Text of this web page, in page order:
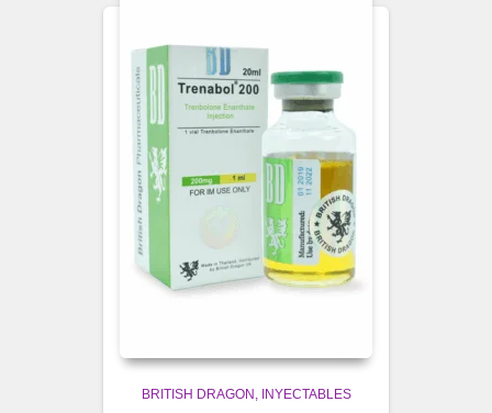
BRITISH DRAGON INYECTABLES